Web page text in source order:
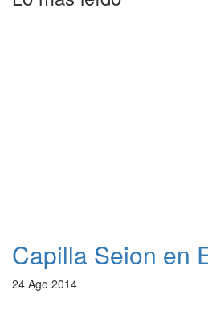
Capilla Seion en
24 Ago 2014